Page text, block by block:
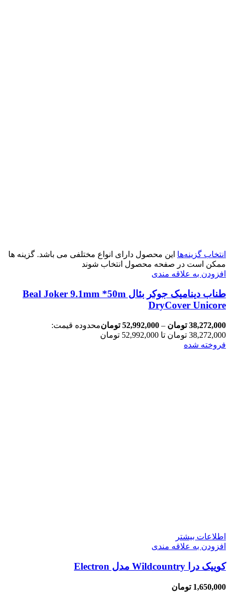
انتخاب گزینه‌ها این محصول دارای انواع مختلفی می باشد. گزینه ها
ممکن است در صفحه محصول انتخاب شوند
افزودن به علاقه مندی
طناب دینامیک جوکر بئال Beal Joker 9.1mm *50m
DryCover Unicore
38,272,000 تومان –
52,992,000 تومانمحدوده قیمت:
38,272,000 تومان تا 52,992,000 تومان
فروخته شده
اطلاعات بیشتر
افزودن به علاقه مندی
کوییک درا Wildcountry مدل Electron
1,650,000 تومان